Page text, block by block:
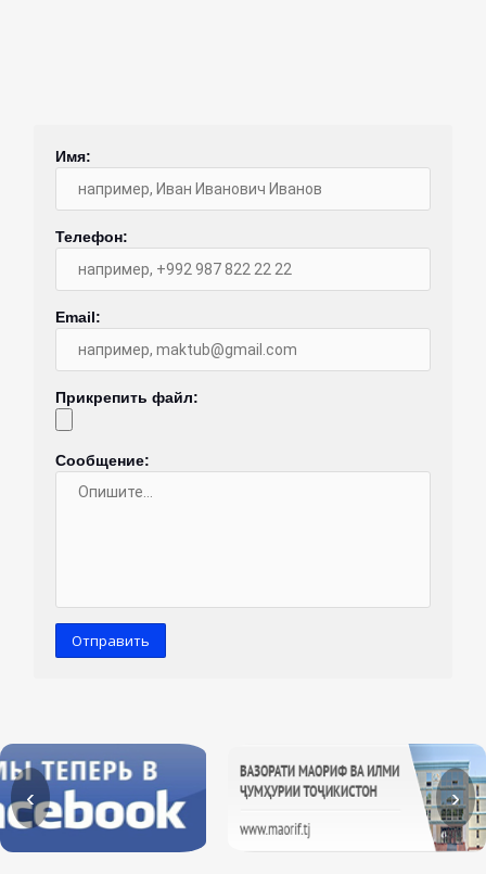
И
й
Имя:
Телефон:
Email:
Прикрепить файл:
Сообщение:
‹ ›